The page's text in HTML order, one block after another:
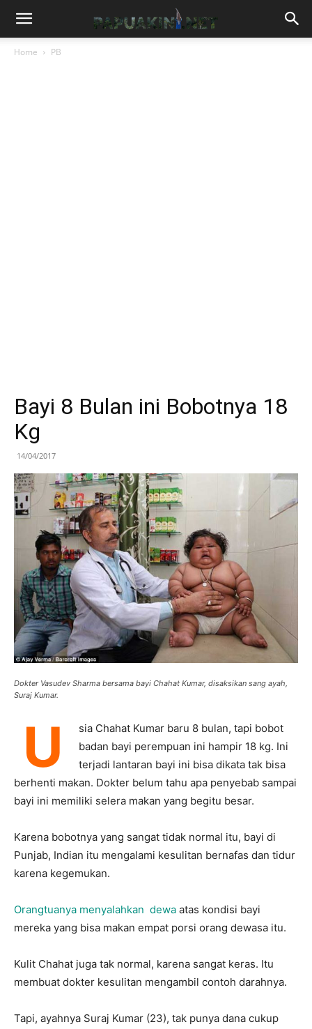
Home PB
Bayi 8 Bulan ini Bobotnya 18
Kg
14/04/2017
Dokter Vasudev Sharma bersama bayi Chahat Kumar, disaksikan sang ayah,
Suraj Kumar.
U
sia Chahat Kumar baru 8 bulan, tapi bobot
badan bayi perempuan ini hampir 18 kg. Ini
terjadi lantaran bayi ini bisa dikata tak bisa
berhenti makan. Dokter belum tahu apa penyebab sampai
bayi ini memiliki selera makan yang begitu besar.
Karena bobotnya yang sangat tidak normal itu, bayi di
Punjab, Indian itu mengalami kesulitan bernafas dan tidur
karena kegemukan.
Orangtuanya menyalahkan dewa atas kondisi bayi
mereka yang bisa makan empat porsi orang dewasa itu.
Kulit Chahat juga tak normal, karena sangat keras. Itu
membuat dokter kesulitan mengambil contoh darahnya.
Tapi, ayahnya Suraj Kumar (23), tak punya dana cukup